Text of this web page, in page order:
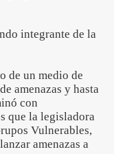
integrante de la
de un medio de
de amenazas y hasta
con
que la legisladora
Vulnerables,
amenazas a